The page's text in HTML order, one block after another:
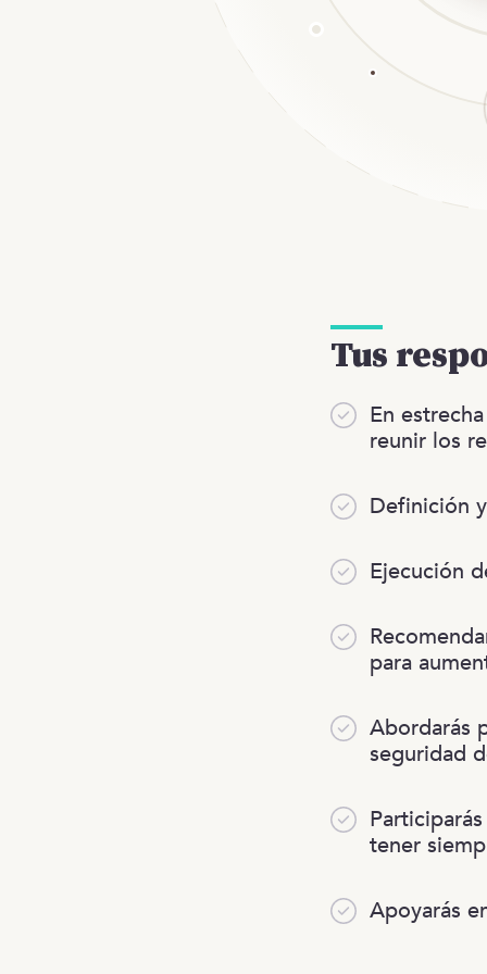
Tus
En
reunir los
Definición
Ejecución
para
Abordarás
seguridad
tener
Apoyarás